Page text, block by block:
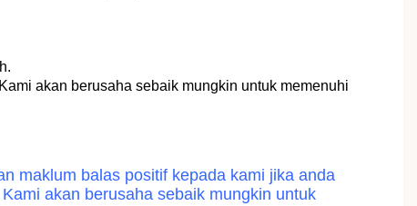
akan berusaha sebaik mungkin untuk memenuhi
maklum balas positif kepada kami jika anda
akan berusaha sebaik mungkin untuk